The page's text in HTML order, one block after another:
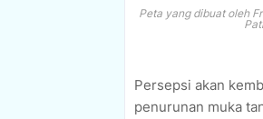
Peta yang dibuat oleh
Persepsi akan
penurunan muka